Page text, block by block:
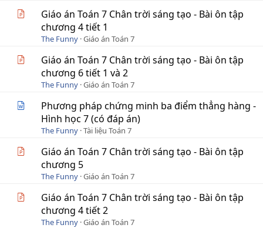
Giáo án Toán 7 Chân trời sáng tạo - Bài ôn tập
chương 4 tiết 1
The Funny Giáo án Toán 7
Giáo án Toán 7 Chân trời sáng tạo - Bài ôn tập
chương 6 tiết 1 và 2
The Funny Giáo án Toán 7
Phương pháp chứng minh ba điểm thẳng hàng -
Hình học 7 (có đáp án)
The Funny Tài liệu Toán 7
Giáo án Toán 7 Chân trời sáng tạo - Bài ôn tập
chương 5
The Funny Giáo án Toán 7
Giáo án Toán 7 Chân trời sáng tạo - Bài ôn tập
chương 4 tiết 2
The Funny Giáo án Toán 7